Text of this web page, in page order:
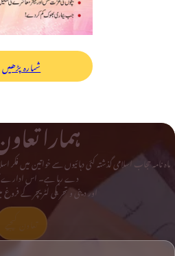
شمارہ پڑھیں
ہمارا
ماہ نامہ حجاب اسلامی گذشتہ کئی دہائیوں سے خواتین میں
دے رہا ہے۔ اس ادارے کا
اور دینی و تحریکی لٹریچر کے